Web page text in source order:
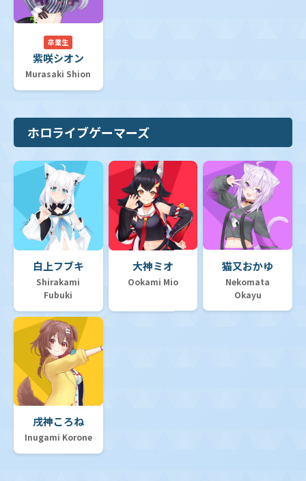
【hSD04】スタートデッキ 紫 癒月ちょこ
【hSD03】スタートデッキ 青 猫又おかゆ
【hSD02】スタートデッキ 赤 百鬼あやめ
【hSD01】スタートデッキ「ときのそら&AZKi」
【hYS01】hololive OFFICIAL CARD GAME スタートエ
ールセット
デッキ販売
セット販売
SP推しスキルマーカー
同名ノーマルカード50枚セット
hololive OFFICIAL CARD GAME 1st Anniversary
Celebration Set
卒業生
紫咲シオン
Murasaki Shion
ホロライブゲーマーズ
白上フブキ
Shirakami
Fubuki
大神ミオ
Ookami Mio
猫又おかゆ
Nekomata
Okayu
戌神ころね
Inugami Korone